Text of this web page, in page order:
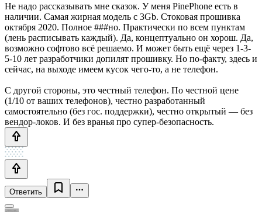
Не надо рассказывать мне сказок. У меня PinePhone есть в
наличии. Самая жирная модель с 3Gb. Стоковая прошивка
октября 2020. Полное ###но. Практически по всем пунктам
(лень расписывать каждый). Да, концептуально он хорош. Да,
возможно софтово всё решаемо. И может быть ещё через 1-3-
5-10 лет разработчики допилят прошивку. Но по-факту, здесь и
сейчас, на выходе имеем кусок чего-то, а не телефон.
С другой стороны, это честный телефон. По честной цене
(1/10 от ваших телефонов), честно разработанный
самостоятельно (без гос. поддержки), честно открытый — без
вендор-локов. И без вранья про супер-безопасность.
Ответить